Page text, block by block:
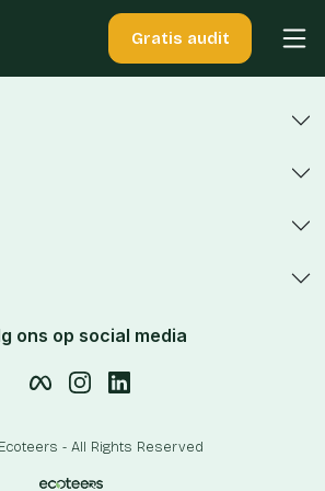
Gratis audit
ons op social media
- All Rights Reserved